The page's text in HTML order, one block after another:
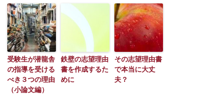
受験生が潜龍舎
の指導を受ける
べき３つの理由
（小論文編）
鉄壁の志望理由
書を作成するた
めに
その志望理由書
で本当に大丈
夫？